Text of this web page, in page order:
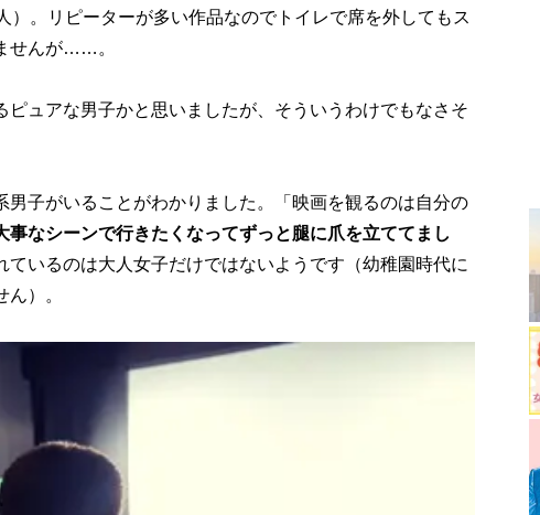
）。リピーターが多い作品なのでトイレで席を外してもス
せんが……。
ュアな男子かと思いましたが、そういうわけでもなさそ
子がいることがわかりました。「映画を観るのは自分の
事なシーンで行きたくなってずっと腿に爪を立ててまし
ているのは大人女子だけではないようです（幼稚園時代に
）。